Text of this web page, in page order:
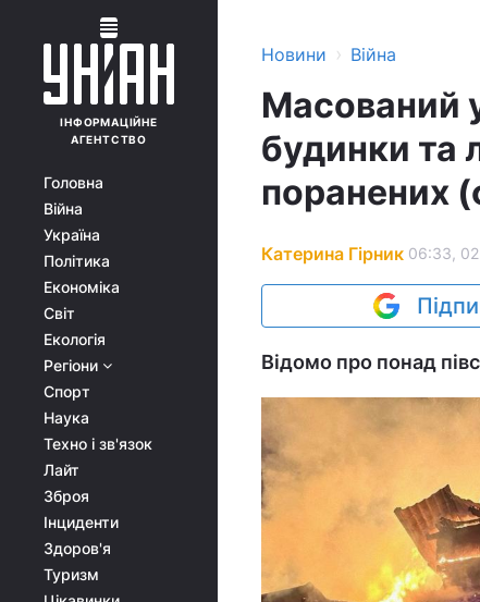
ІНФОРМАЦІЙНЕ
АГЕНТСТВО
Головна
Війна
Україна
Політика
Економіка
Світ
Екологія
Регіони
Спорт
Наука
Техно і зв'язок
Лайт
Зброя
Інциденти
Здоров'я
Туризм
Новини › Війна
Масований
будинки та
поранених
Катерина Гірник 06:33,
Відомо про понад